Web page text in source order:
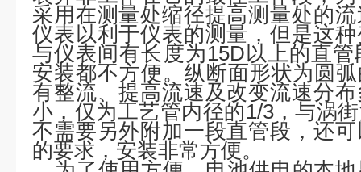
采用在测量处缩径提高测量处的
仪表以利于仪表的测量，但是这
与仪表间有长度为15D以上的直
安装都不方便。纵断面形状为圆
有整流、提高流速及改变流速分
小，仅为工艺管内径的1/3，与涡
不需要另外附加一段直管段，还
的要求，安装非常方便。